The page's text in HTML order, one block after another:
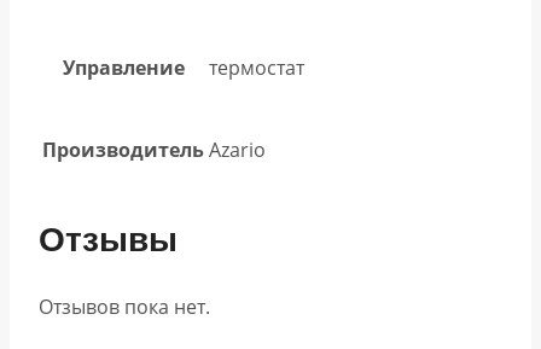
Управление термостат
ПроизводительAzario
Отзывы
Отзывов пока нет.